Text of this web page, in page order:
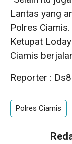
Lantas yang
Polres
Ketupat
Ciamis
Reporter :
Polres Ciamis